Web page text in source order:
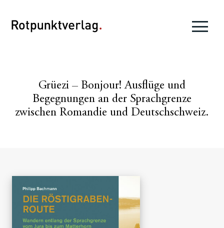
Grüezi – Bonjour! Ausflüge und
Begegnungen an der Sprachgrenze
zwischen Romandie und Deutschschweiz.